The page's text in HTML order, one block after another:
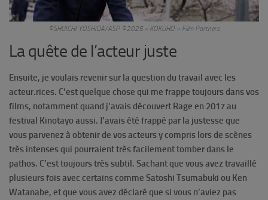
©SHUICHI YOSHIDA/ASP ©2025 « KOKUHO » Film Partners
La quête de l’acteur juste
Ensuite, je voulais revenir sur la question du travail avec les
acteur.rices. C’est quelque chose qui me frappe toujours dans vos
films, notamment quand j’avais découvert Rage en 2017 au
festival Kinotayo aussi. J’avais été frappé par la justesse que
vous parvenez à obtenir de vos acteurs y compris lors de scènes
très intenses qui pourraient très facilement tomber dans le
pathos. C’est toujours très subtil. Sachant que vous avez travaillé
plusieurs fois avec certains comme Satoshi Tsumabuki ou Ken
Watanabe, et que vous avez déclaré que si vous n’aviez pas